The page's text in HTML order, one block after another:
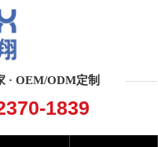
· OEM/ODM定制
1839